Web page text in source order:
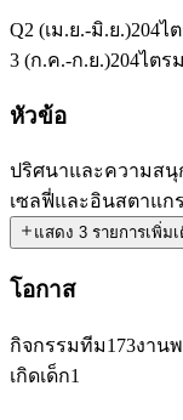
Q2 (เม.ย.-มิ.ย.)204ไ
3 (ก.ค.-ก.ย.)204ไตร
หัวข้อ
ปริศนาและความสนุ
เซลฟี่และอินสตาแก
แสดง 3 รายการเพิ่ม
โอกาส
กิจกรรมทีม173งาน
เกิดเด็ก1